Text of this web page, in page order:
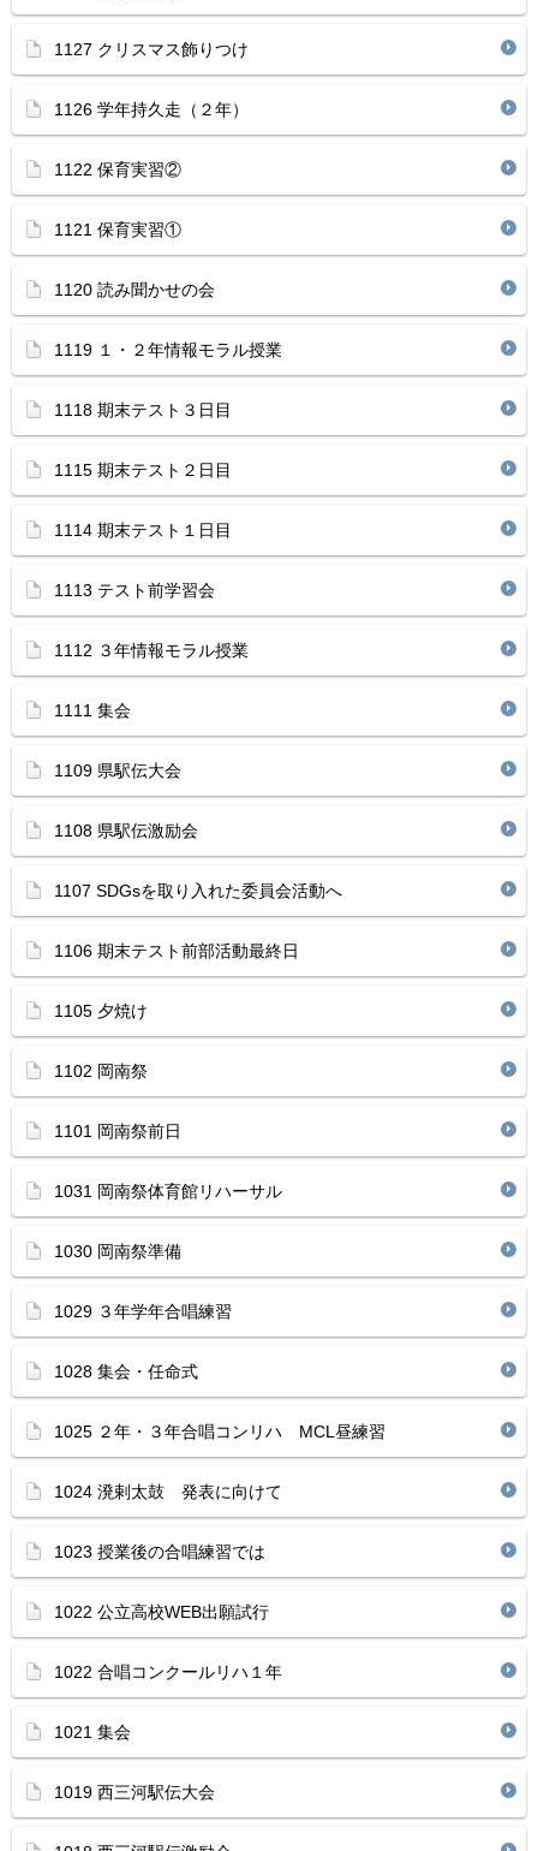
1127 クリスマス飾りつけ
1126 学年持久走（２年）
1122 保育実習②
1121 保育実習①
1120 読み聞かせの会
1119 １・２年情報モラル授業
1118 期末テスト３日目
1115 期末テスト２日目
1114 期末テスト１日目
1113 テスト前学習会
1112 ３年情報モラル授業
1111 集会
1109 県駅伝大会
1108 県駅伝激励会
1107 SDGsを取り入れた委員会活動へ
1106 期末テスト前部活動最終日
1105 夕焼け
1102 岡南祭
1101 岡南祭前日
1031 岡南祭体育館リハーサル
1030 岡南祭準備
1029 ３年学年合唱練習
1028 集会・任命式
1025 ２年・３年合唱コンリハ MCL昼練習
1024 溌剌太鼓 発表に向けて
1023 授業後の合唱練習では
1022 公立高校WEB出願試行
1022 合唱コンクールリハ１年
1021 集会
1019 西三河駅伝大会